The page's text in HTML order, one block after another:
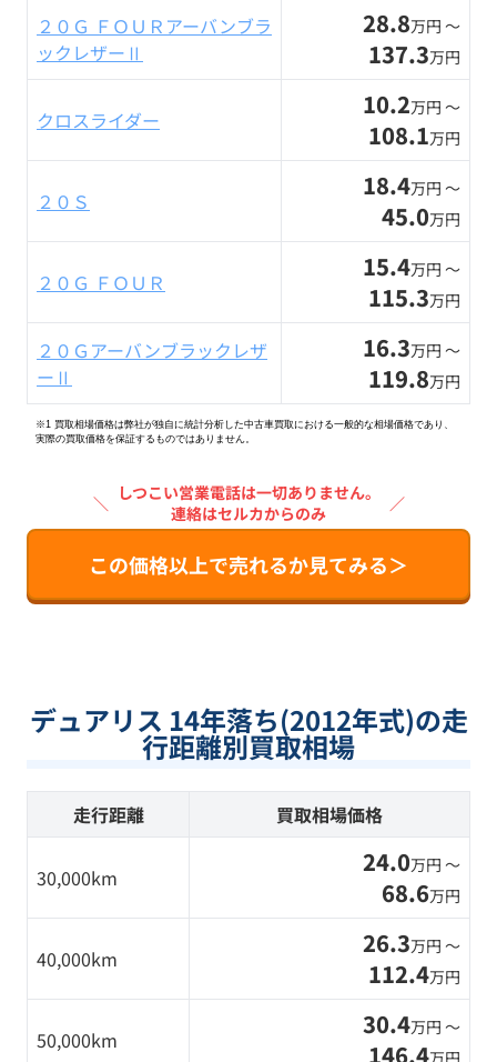
２０Ｇ ＦＯＵＲアーバンブラ
ックレザーⅡ
28.8万円 〜
137.3万円
クロスライダー 10.2万円 〜
108.1万円
２０Ｓ 18.4万円 〜
45.0万円
２０Ｇ ＦＯＵＲ 15.4万円 〜
115.3万円
２０Ｇアーバンブラックレザ
ーⅡ
16.3万円 〜
119.8万円
※1 買取相場価格は弊社が独自に統計分析した中古車買取における一般的な相場価格であり、
実際の買取価格を保証するものではありません。
＼ しつこい営業電話は一切ありません。
連絡はセルカからのみ
／
この価格以上で売れるか見てみる＞
デュアリス 14年落ち(2012年式)の走
行距離別買取相場
走行距離 買取相場価格
30,000km 24.0万円 〜
68.6万円
40,000km 26.3万円 〜
112.4万円
50,000km 30.4万円 〜
146.4万円